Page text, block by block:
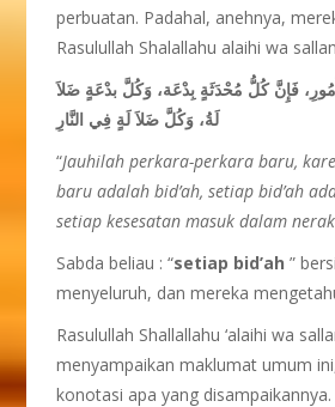
perbuatan. Padahal, anehnya,
Rasulullah Shalallahu alaihi wa
فَإِنَّ كُلُّ مُحْدَثَةٍ بِدْعَة، وَكُلَّ بدْعَةٍ ضَلاَ
لَةُ، وَكُلَّ ضَلاَ لَةٍ فِي النَّارِ
“Jauhilah perkara-perkara baru,
baru adalah bid’ah, setiap bid’ah
setiap kesesatan masuk dalam
Sabda beliau : “setiap bid’ah ”
menyeluruh, dan mereka
Rasulullah Shallallahu ‘alaihi wa
menyampaikan maklumat umum
konotasi apa yang